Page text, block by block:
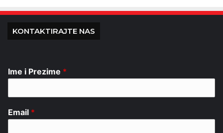
KONTAKTIRAJTE NAS
Ime i Prezime *
Email *